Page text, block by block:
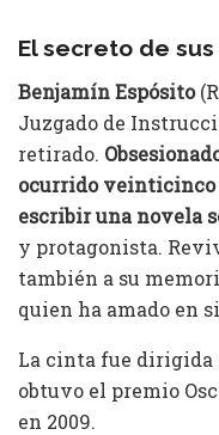
El secreto de sus
Benjamín Espósito
Juzgado de
retirado.
ocurrido veinticinco
escribir una novela
y protagonista.
también a su
quien ha amado en
La cinta fue dirigida
obtuvo el premio
en 2009.